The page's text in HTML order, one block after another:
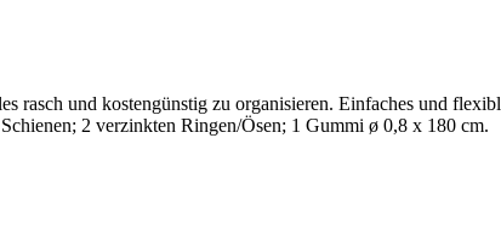
und kostengünstig zu organisieren. Einfaches und
2 verzinkten Ringen/Ösen; 1 Gummi ø 0,8 x 180 cm.